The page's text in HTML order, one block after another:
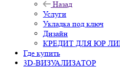
Назад
Услуги
Укладка под ключ
Дизайн
КРЕДИТ ДЛЯ ЮР
Где купить
3D-ВИЗУАЛИЗАТОР